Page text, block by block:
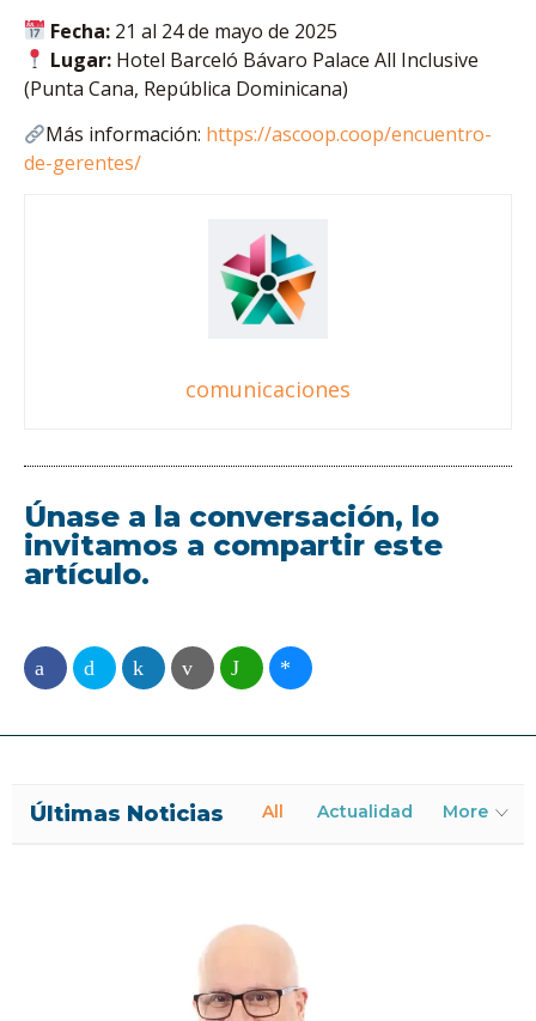
Fecha: 21 al 24 de mayo de 2025
Lugar: Hotel Barceló Bávaro Palace All Inclusive
(Punta Cana, República Dominicana)
Más información: https://ascoop.coop/encuentro-
de-gerentes/
comunicaciones
Únase a la conversación, lo
invitamos a compartir este
artículo.
Últimas Noticias All Actualidad More